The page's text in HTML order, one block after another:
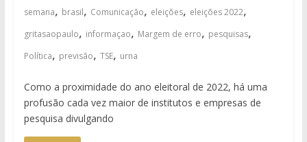
semana, brasil, Comunicação, eleições, eleições 2022,
gritasaopaulo, informaçao, Margem de erro, pesquisas,
Política, previsão, TSE, urna
Como a proximidade do ano eleitoral de 2022, há uma
profusão cada vez maior de institutos e empresas de
pesquisa divulgando